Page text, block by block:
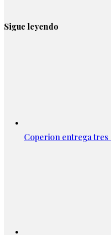
Sigue leyendo
Coperion entrega tres